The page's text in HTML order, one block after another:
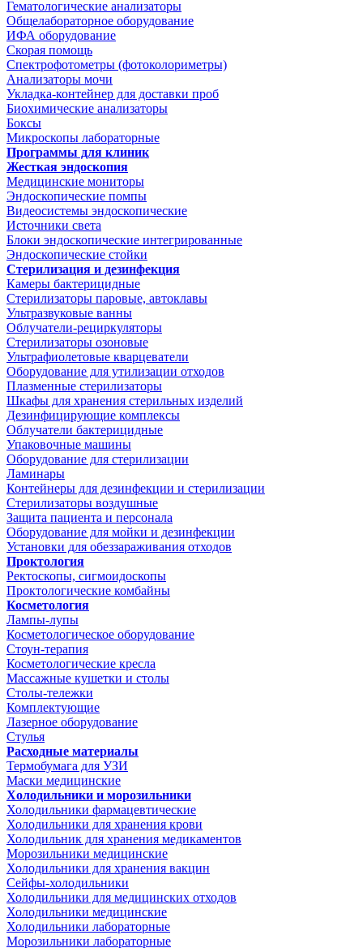
Гематологические анализаторы
Общелабораторное оборудование
ИФА оборудование
Скорая помощь
Спектрофотометры (фотоколориметры)
Анализаторы мочи
Укладка-контейнер для доставки проб
Биохимические анализаторы
Боксы
Микроскопы лабораторные
Программы для клиник
Жесткая эндоскопия
Медицинские мониторы
Эндоскопические помпы
Видеосистемы эндоскопические
Источники света
Блоки эндоскопические интегрированные
Эндоскопические стойки
Стерилизация и дезинфекция
Камеры бактерицидные
Стерилизаторы паровые, автоклавы
Ультразвуковые ванны
Облучатели-рециркуляторы
Стерилизаторы озоновые
Ультрафиолетовые кварцеватели
Оборудование для утилизации отходов
Плазменные стерилизаторы
Шкафы для хранения стерильных изделий
Дезинфицирующие комплексы
Облучатели бактерицидные
Упаковочные машины
Оборудование для стерилизации
Ламинары
Контейнеры для дезинфекции и стерилизации
Стерилизаторы воздушные
Защита пациента и персонала
Оборудование для мойки и дезинфекции
Установки для обеззараживания отходов
Проктология
Ректоскопы, сигмоидоскопы
Проктологические комбайны
Косметология
Лампы-лупы
Косметологическое оборудование
Стоун-терапия
Косметологические кресла
Массажные кушетки и столы
Столы-тележки
Комплектующие
Лазерное оборудование
Стулья
Расходные материалы
Термобумага для УЗИ
Маски медицинские
Холодильники и морозильники
Холодильники фармацевтические
Холодильники для хранения крови
Холодильник для хранения медикаментов
Морозильники медицинские
Холодильники для хранения вакцин
Сейфы-холодильники
Холодильники для медицинских отходов
Холодильники медицинские
Холодильники лабораторные
Морозильники лабораторные